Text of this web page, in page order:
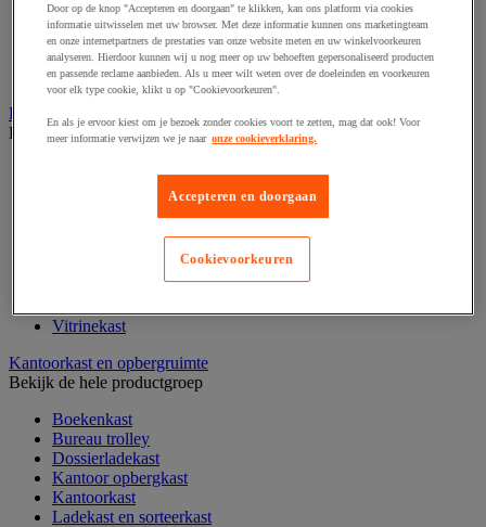
Klein kantoormateriaal
Papier, systeem- en visitekaarten
Schriften, notitieblokken en memoblaadjes
Schrijfwaren
Kantoordecoratie
Bekijk de hele productgroep
Lijst- en ophangsysteem
Vitrinekast
Kantoorkast en opbergruimte
Bekijk de hele productgroep
Boekenkast
Bureau trolley
Dossierladekast
Kantoor opbergkast
Kantoorkast
Ladekast en sorteerkast
Door op de knop "Accepteren en doorgaan" te klikken, kan ons platform via cookies
informatie uitwisselen met uw browser. Met deze informatie kunnen ons marketingteam
en onze internetpartners de prestaties van onze website meten en uw winkelvoorkeuren
analyseren. Hierdoor kunnen wij u nog meer op uw behoeften gepersonaliseerd producten
en passende reclame aanbieden. Als u meer wilt weten over de doeleinden en voorkeuren
voor elk type cookie, klikt u op "Cookievoorkeuren".
En als je ervoor kiest om je bezoek zonder cookies voort te zetten, mag dat ook! Voor
meer informatie verwijzen we je naar onze cookieverklaring.
Accepteren en doorgaan
Cookievoorkeuren